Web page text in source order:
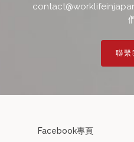
聯繫
Facebook專頁